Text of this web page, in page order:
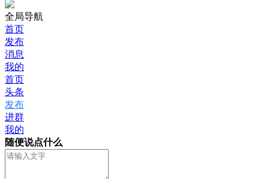
全局导航
首页
发布
消息
我的
首页
头条
发布
进群
我的
随便说点什么